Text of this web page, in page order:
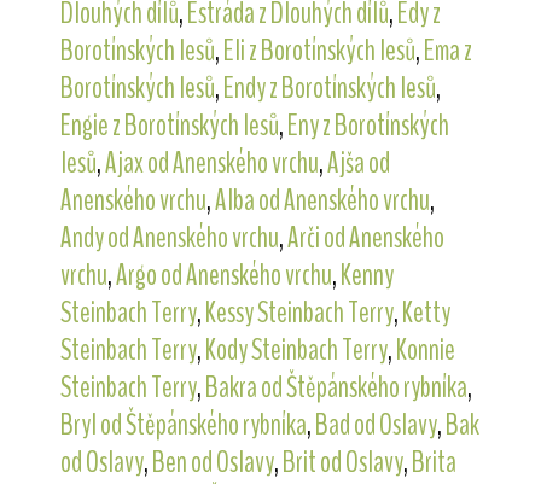
Dlouhých dílů,Estráda z Dlouhých dílů,Edy z
Borotínských lesů,Eli z Borotínských lesů,Ema z
Borotínských lesů,Endy z Borotínských lesů,
Engie z Borotínských lesů,Eny z Borotínských
lesů,Ajax od Anenského vrchu,Ajša od
Anenského vrchu,Alba od Anenského vrchu,
Andy od Anenského vrchu,Arči od Anenského
vrchu,Argo od Anenského vrchu,Kenny
Steinbach Terry,Kessy Steinbach Terry,Ketty
Steinbach Terry,Kody Steinbach Terry,Konnie
Steinbach Terry,Bakra od Štěpánského rybníka,
Bryl od Štěpánského rybníka,Bad od Oslavy,Bak
od Oslavy,Ben od Oslavy,Brit od Oslavy,Brita